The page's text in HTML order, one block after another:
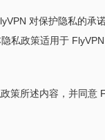
对保护隐私的承
私政策适用于
策所述内容，并同意